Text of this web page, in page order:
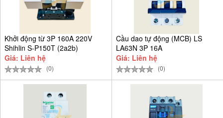
Khởi động từ 3P 160A 220V
Shihlin S-P150T (2a2b)
Giá: Liên hệ
(0)
Cầu dao tự động (MCB) LS
LA63N 3P 16A
Giá: Liên hệ
(0)